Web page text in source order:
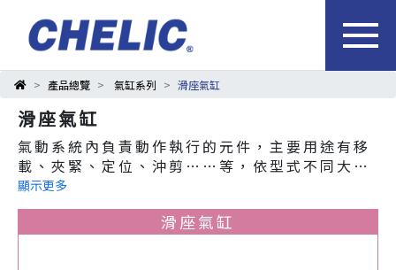
產品總覽 氣缸系列 滑座氣缸
滑座氣缸
氣動系統內負責動作執行的元件，主要用途有移
載、夾緊、定位、沖剪……等，依型式不同大致
可分為螺牙氣缸、多固型氣缸、治具氣缸、阻擋
氣缸、滑軌氣缸、双軸氣缸、導桿氣缸、無桿氣
顯示更多
滑座氣缸